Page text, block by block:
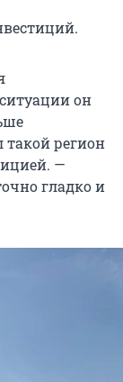
он
такой регион
—
гладко и